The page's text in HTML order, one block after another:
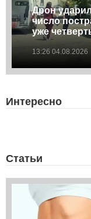
Дрон
число
уже
13:26 04.08.2026
Интересно
Статьи